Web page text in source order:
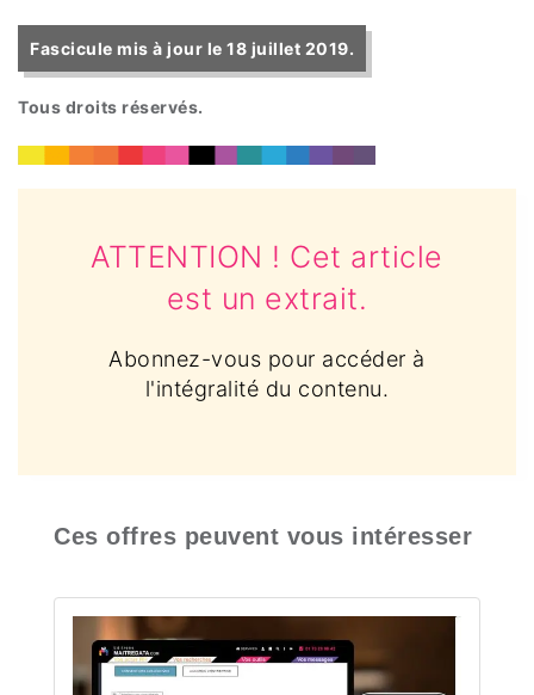
Fascicule mis à jour le 18 juillet 2019.
Tous droits réservés.
ATTENTION ! Cet article
est un extrait.
Abonnez-vous pour accéder à
l'intégralité du contenu.
Ces offres peuvent vous intéresser